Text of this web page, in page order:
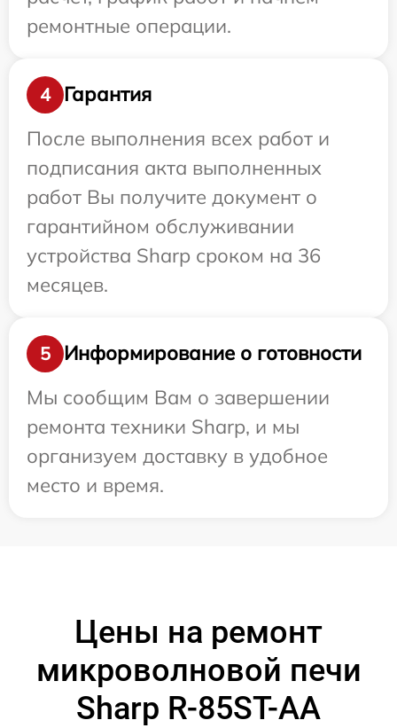
ремонтные операции.
4
Гарантия
После выполнения всех работ и
подписания акта выполненных
работ Вы получите документ о
гарантийном обслуживании
устройства Sharp сроком на 36
месяцев.
5
Информирование о готовности
Мы сообщим Вам о завершении
ремонта техники Sharp, и мы
организуем доставку в удобное
место и время.
Цены на ремонт
микроволновой печи
Sharp R-85ST-AA